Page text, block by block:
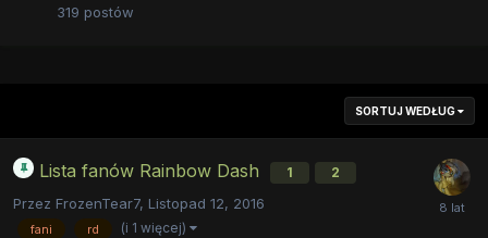
319 postów
SORTUJ WEDŁUG
Lista fanów Rainbow Dash 1 2
Przez FrozenTear7, Listopad 12, 2016
fani rd (i 1 więcej)